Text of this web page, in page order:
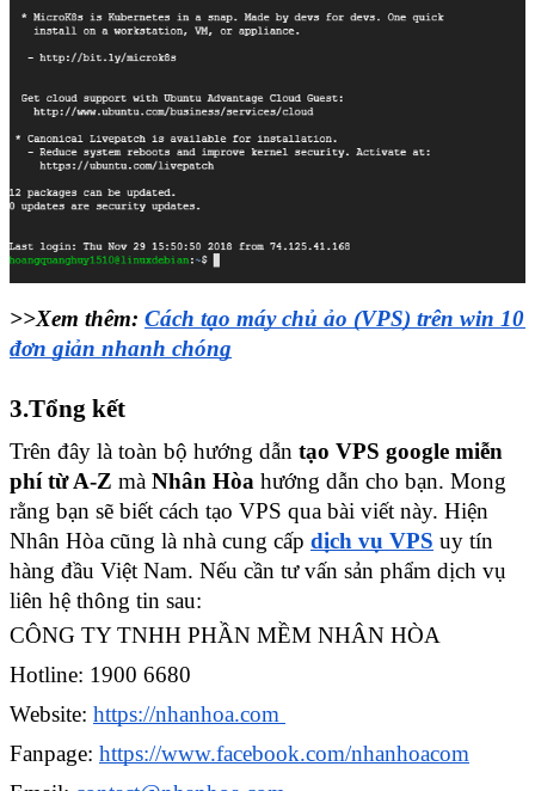
>>Xem thêm: Cách tạo máy chủ ảo (VPS) trên win 10
đơn giản nhanh chóng
3.Tổng kết
Trên đây là toàn bộ hướng dẫn tạo VPS google miễn
phí từ A-Z mà Nhân Hòa hướng dẫn cho bạn. Mong
rằng bạn sẽ biết cách tạo VPS qua bài viết này. Hiện
Nhân Hòa cũng là nhà cung cấp dịch vụ VPS uy tín
hàng đầu Việt Nam. Nếu cần tư vấn sản phẩm dịch vụ
liên hệ thông tin sau:
CÔNG TY TNHH PHẦN MỀM NHÂN HÒA
Hotline: 1900 6680
Website: https://nhanhoa.com
Fanpage: https://www.facebook.com/nhanhoacom